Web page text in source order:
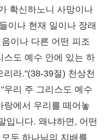
확신하노니 사망이나
이나 현재 일이나 장래
이나 다른 어떤 피조
스도 예수 안에 있는 하
리라."(38-39절) 천상천
우리 주 그리스도 예수
랑에서 우리를 떼어놓
입니다. 왜냐하면, 어떤
두 하나님의 지배를